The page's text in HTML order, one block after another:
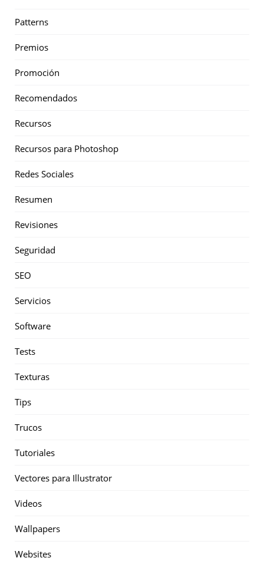
Patterns
Premios
Promoción
Recomendados
Recursos
Recursos para Photoshop
Redes Sociales
Resumen
Revisiones
Seguridad
SEO
Servicios
Software
Tests
Texturas
Tips
Trucos
Tutoriales
Vectores para Illustrator
Videos
Wallpapers
Websites